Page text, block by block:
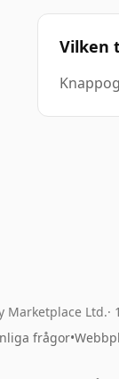
Vilken
Marketplace Ltd.
frågor•